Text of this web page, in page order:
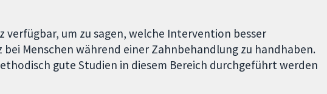
verfügbar, um zu sagen, welche Intervention besser
Menschen während einer Zahnbehandlung zu handhaben.
gute Studien in diesem Bereich durchgeführt werden